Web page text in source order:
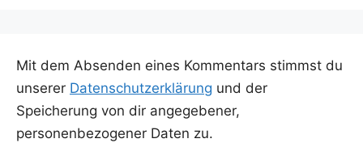
Mit dem Absenden eines Kommentars stimmst du
unserer Datenschutzerklärung und der
Speicherung von dir angegebener,
personenbezogener Daten zu.